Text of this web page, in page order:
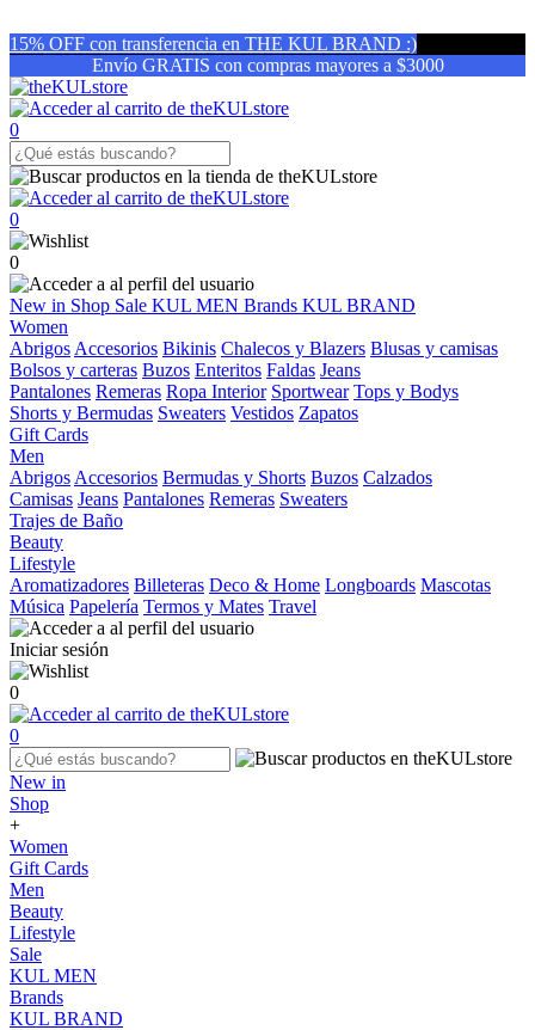
15% OFF con transferencia en THE KUL BRAND :)
Envío GRATIS con compras mayores a $3000
0
0
0
New in Shop Sale KUL MEN Brands KUL BRAND
Women
Abrigos Accesorios Bikinis Chalecos y Blazers Blusas y camisas
Bolsos y carteras Buzos Enteritos Faldas Jeans
Pantalones Remeras Ropa Interior Sportwear Tops y Bodys
Shorts y Bermudas Sweaters Vestidos Zapatos
Gift Cards
Men
Abrigos Accesorios Bermudas y Shorts Buzos Calzados
Camisas Jeans Pantalones Remeras Sweaters
Trajes de Baño
Beauty
Lifestyle
Aromatizadores Billeteras Deco & Home Longboards Mascotas
Música Papelería Termos y Mates Travel
Iniciar sesión
0
0
New in
Shop
+
Women
Gift Cards
Men
Beauty
Lifestyle
Sale
KUL MEN
Brands
KUL BRAND